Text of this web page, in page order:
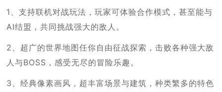
1、支持联机对战玩法，玩家可体验合作模式，甚至能与
AI结盟，共同挑战强大的敌人。
2、超广的世界地图任你自由征战探索，击败各种强大敌
人与BOSS，感受无尽的冒险乐趣。
3、经典像素画风，超丰富场景与建筑，种类繁多的特色